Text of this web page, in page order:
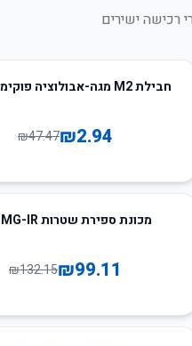
רכישה ישירים
94
חבילת M2 מגה-אבולוציה פוקימון יפנית
₪2.94
₪47.47
מכונת ספירת שטרות UV-MG-IR
₪99.11
₪132.15